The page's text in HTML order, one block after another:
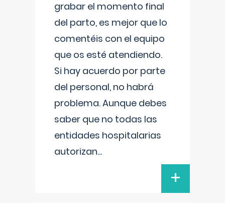
grabar el momento final
del parto, es mejor que lo
comentéis con el equipo
que os esté atendiendo.
Si hay acuerdo por parte
del personal, no habrá
problema. Aunque debes
saber que no todas las
entidades hospitalarias
autorizan...
+